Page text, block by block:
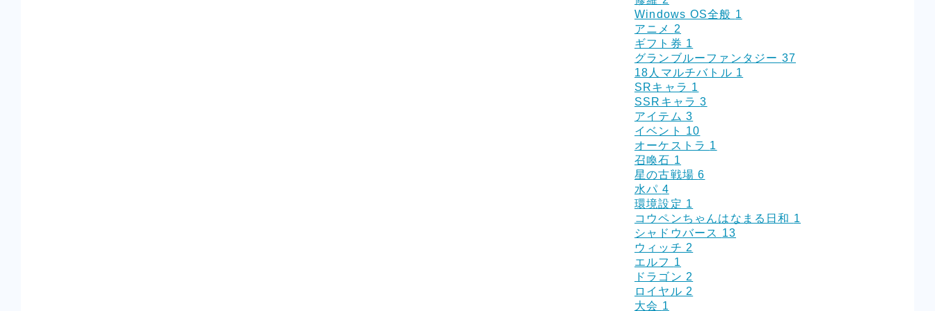
Windows OS全般 1
アニメ 2
ギフト券 1
グランブルーファンタジー 37
18人マルチバトル 1
SRキャラ 1
SSRキャラ3
アイテム 3
イベント 10
オーケストラ 1
召喚石 1
星の古戦場6
水パ 4
環境設定 1
コウペンちゃんはなまる日和 1
シャドウバース 13
ウィッチ 2
エルフ 1
ドラゴン 2
ロイヤル 2
大会 1